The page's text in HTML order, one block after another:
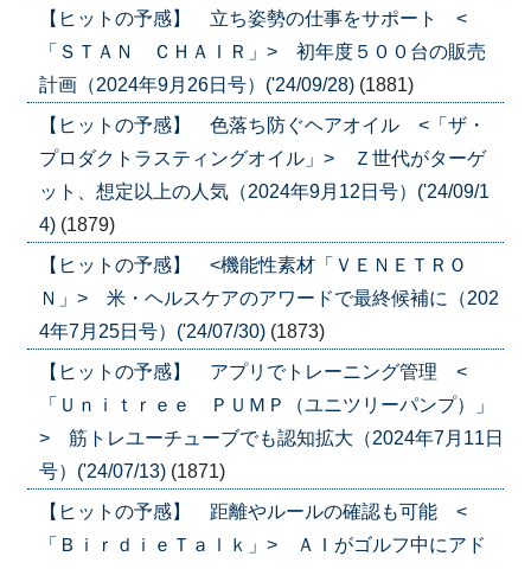
【ヒットの予感】 立ち姿勢の仕事をサポート <
「ＳＴＡＮ ＣＨＡＩＲ」> 初年度５００台の販売
計画（2024年9月26日号）('24/09/28) (1881)
【ヒットの予感】 色落ち防ぐヘアオイル <「ザ・
プロダクトラスティングオイル」> Ｚ世代がターゲ
ット、想定以上の人気（2024年9月12日号）('24/09/1
4) (1879)
【ヒットの予感】 <機能性素材「ＶＥＮＥＴＲＯ
Ｎ」> 米・ヘルスケアのアワードで最終候補に（202
4年7月25日号）('24/07/30) (1873)
【ヒットの予感】 アプリでトレーニング管理 <
「Ｕｎｉｔｒｅｅ ＰＵＭＰ（ユニツリーパンプ）」
> 筋トレユーチューブでも認知拡大（2024年7月11日
号）('24/07/13) (1871)
【ヒットの予感】 距離やルールの確認も可能 <
「ＢｉｒｄｉｅＴａｌｋ」> ＡＩがゴルフ中にアド